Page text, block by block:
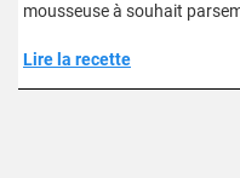
mousseuse à souhait
Lire la recette